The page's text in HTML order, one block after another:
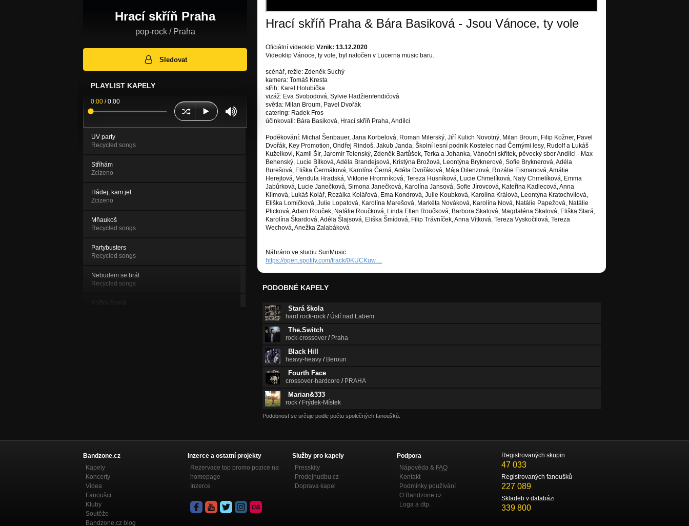
Hrací skříň Praha
pop-rock / Praha
Sledovat
PLAYLIST KAPELY
0:00 /0:00
UV party
Recycled songs
Stříhám
Zcizeno
Hádej, kam jel
Zcizeno
Mňaukoš
Recycled songs
Partybusters
Recycled songs
Nebudem se brát
Recycled songs
Kočka černá
Záskok
Nechci lásku
Recycled songs
Miluju
Zcizeno
Hrací skříň Praha & Bára Basiková - Jsou Vánoce, ty vole
Oficiální videoklip Vznik: 13.12.2020
Videoklip Vánoce, ty vole, byl natočen v Lucerna music baru.
scénář, režie: Zdeněk Suchý
kamera: Tomáš Kresta
střih: Karel Holubička
vizáž: Eva Svobodová, Sylvie Hadžienfendićová
světla: Milan Broum, Pavel Dvořák
catering: Radek Fros
účinkovali: Bára Basiková, Hrací skříň Praha, Andílci
Poděkování: Michal Šenbauer, Jana Korbelová, Roman Milerský, Jiří Kulich Novotný, Milan Broum, Filip Kožner, Pavel
Dvořák, Key Promotion, Ondřej Rindoš, Jakub Janda, Školní lesní podnik Kostelec nad Černými lesy, Rudolf a Lukáš
Kuželkovi, Kamil Šír, Jaromír Telenský, Zdeněk Bartůšek, Terka a Johanka, Vánoční skřítek, pěvecký sbor Andílci - Max
Behenský, Lucie Bílková, Adéla Brandejsová, Kristýna Brožová, Leontýna Bryknerové, Sofie Bryknerová, Adéla
Burešová, Eliška Čermáková, Karolína Černá, Adéla Dvořáková, Mája Dilenzová, Rozálie Eismanová, Amálie
Herejtová, Vendula Hradská, Viktorie Hromníková, Tereza Husníková, Lucie Chmelíková, Naty Chmelíková, Emma
Jabůrková, Lucie Janečková, Simona Janečková, Karolína Jansová, Sofie Jírovcová, Kateřina Kadlecová, Anna
Klímová, Lukáš Kolář, Rozálka Kolářová, Ema Kondrová, Julie Koubková, Karolína Králová, Leontýna Kratochvílová,
Eliška Lomičková, Julie Lopatová, Karolína Marešová, Markéta Nováková, Karolína Nová, Natálie Papežová, Natálie
Plicková, Adam Rouček, Natálie Roučková, Linda Ellen Roučková, Barbora Skalová, Magdaléna Skalová, Eliška Stará,
Karolína Škardová, Adéla Šlajsová, Eliška Šmídová, Filip Trávníček, Anna Vítková, Tereza Vyskočilová, Tereza
Wechová, Anežka Zalabáková
Náhráno ve studiu SunMusic
https://open.spotify.com/track/0KUCKuw…
PODOBNÉ KAPELY
Stará škola
hard rock-rock / Ústí nad Labem
The.Switch
rock-crossover / Praha
Black Hill
heavy-heavy / Beroun
Fourth Face
crossover-hardcore / PRAHA
Marian&333
rock / Frýdek-Místek
Podobnost se určuje podle počtu společných fanoušků.
Bandzone.cz
Kapely
Koncerty
Videa
Fanoušci
Kluby
Soutěže
Bandzone.cz blog
Inzerce a ostatní projekty
Rezervace top promo pozice na
homepage
Inzerce
Služby pro kapely
Presskity
Prodejhudbu.cz
Doprava kapel
Podpora
Nápověda & FAQ
Kontakt
Podmínky používání
O Bandzone.cz
Loga a dtp.
Registrovaných skupin
47 033
Registrovaných fanoušků
227 089
Skladeb v databázi
339 800